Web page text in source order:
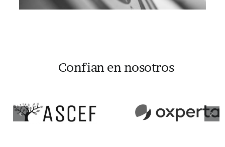
Confian en nosotros